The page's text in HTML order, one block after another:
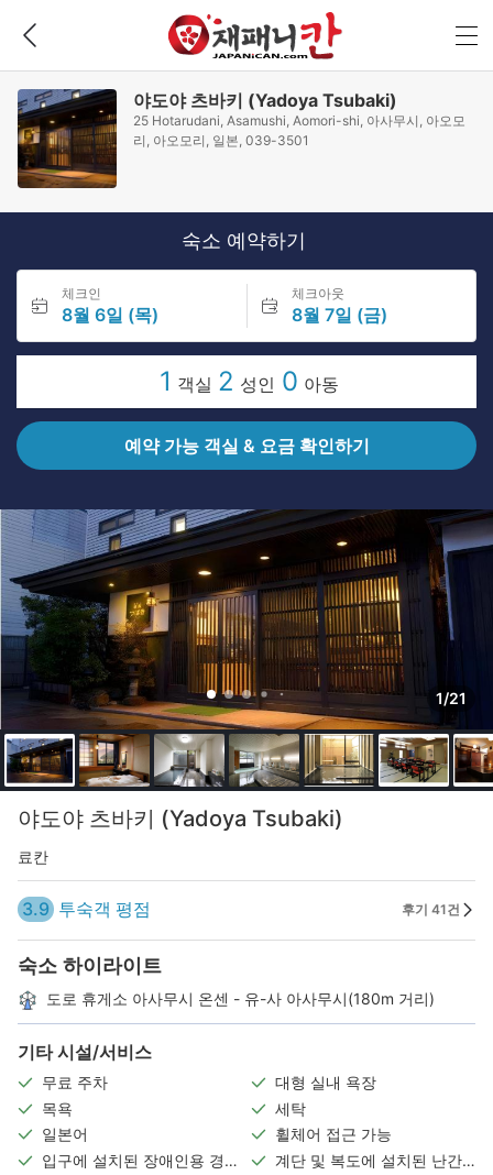
야도야 츠바키 (Yadoya Tsubaki)
25 Hotarudani, Asamushi, Aomori-shi, 아사무시, 아오모
리, 아오모리, 일본, 039-3501
숙소 예약하기
체크인
8월 6일 (목)
체크아웃
8월 7일 (금)
1 객실 2 성인 0 아동
예약 가능 객실 & 요금 확인하기
1/21
야도야 츠바키 (Yadoya Tsubaki)
료칸
3.9 투숙객 평점 후기 41건
숙소 하이라이트
도로 휴게소 아사무시 온센 - 유-사 아사무시(180m 거리)
기타 시설/서비스
무료 주차
대형 실내 욕장
목욕
세탁
일본어
휠체어 접근 가능
입구에 설치된 장애인용 경사
계단 및 복도에 설치된 난간/